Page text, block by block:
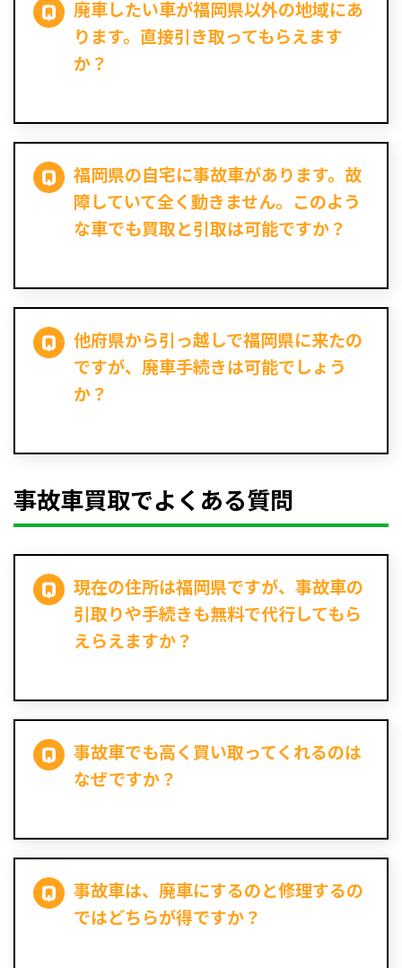
廃車したい車が福岡県以外の地域にあ
ります。直接引き取ってもらえます
か？
福岡県の自宅に事故車があります。故
障していて全く動きません。このよう
な車でも買取と引取は可能ですか？
他府県から引っ越しで福岡県に来たの
ですが、廃車手続きは可能でしょう
か？
事故車買取でよくある質問
現在の住所は福岡県ですが、事故車の
引取りや手続きも無料で代行してもら
えらえますか？
事故車でも高く買い取ってくれるのは
なぜですか？
事故車は、廃車にするのと修理するの
ではどちらが得ですか？